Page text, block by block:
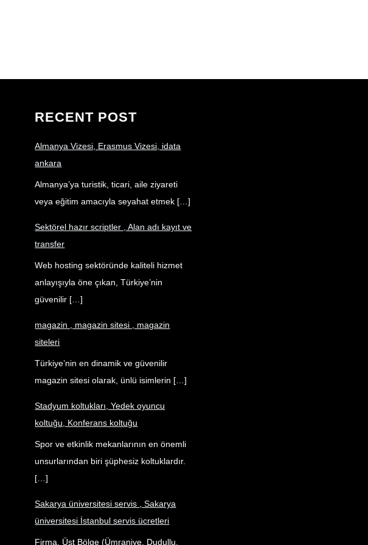
RECENT POST
Almanya Vizesi, Erasmus Vizesi, idata
ankara
Almanya’ya turistik, ticari, aile ziyareti
veya eğitim amacıyla seyahat etmek […]
Sektörel hazır scriptler , Alan adı kayıt ve
transfer
Web hosting sektöründe kaliteli hizmet
anlayışıyla öne çıkan, Türkiye’nin
güvenilir […]
magazin , magazin sitesi , magazin
siteleri
Türkiye’nin en dinamik ve güvenilir
magazin sitesi olarak, ünlü isimlerin […]
Stadyum koltukları, Yedek oyuncu
koltuğu, Konferans koltuğu
Spor ve etkinlik mekanlarının en önemli
unsurlarından biri şüphesiz koltuklardır.
[…]
Sakarya üniversitesi servis , Sakarya
üniversitesi İstanbul servis ücretleri
Firma, Üst Bölge (Ümraniye, Dudullu,